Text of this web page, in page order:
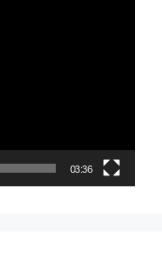
03:36